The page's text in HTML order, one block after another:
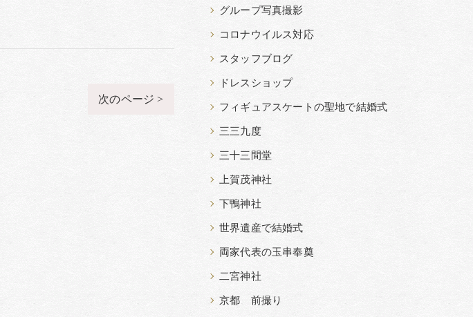
次のページ >
グループ写真撮影
コロナウイルス対応
スタッフブログ
ドレスショップ
フィギュアスケートの聖地で結婚式
三三九度
三十三間堂
上賀茂神社
下鴨神社
世界遺産で結婚式
両家代表の玉串奉奠
二宮神社
京都 前撮り